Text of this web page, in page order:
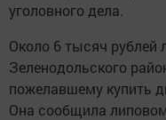
уголовного дела.
Около 6 тысяч рублей
Зеленодольского
пожелавшему купить
Она сообщила